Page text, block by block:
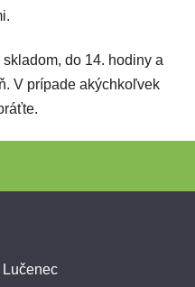
do 14. hodiny a
V prípade akýchkoľvek